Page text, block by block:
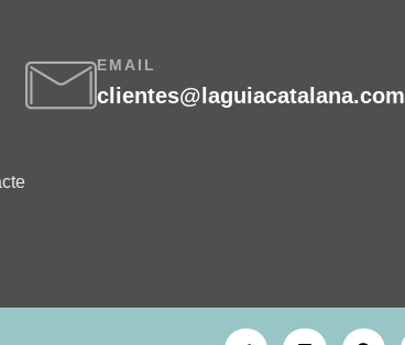
EMAIL
clientes@laguiacatalana.com